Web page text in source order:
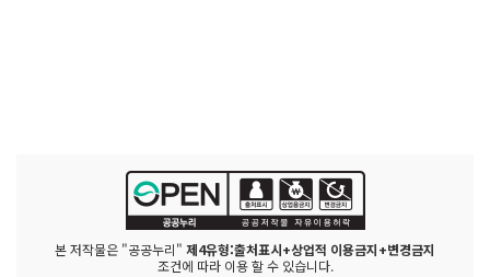
본 저작물은 "공공누리" 제4유형:출처표시+상업적 이용금지+변경금지
조건에 따라 이용 할 수 있습니다.